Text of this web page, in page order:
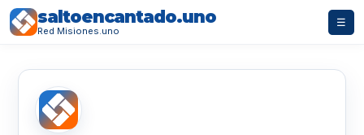
saltoencantado.uno
Red Misiones.uno
☰